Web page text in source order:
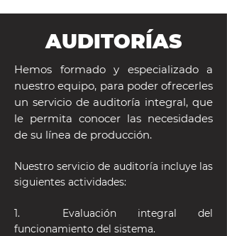
AUDITORÍAS
Hemos formado y especializado a
nuestro equipo, para poder ofrecerles
un servicio de auditoría integral, que
le permita conocer las necesidades
de su línea de producción.
Nuestro servicio de auditoría incluye las
siguientes actividades:
1. Evaluación integral del
funcionamiento del sistema.